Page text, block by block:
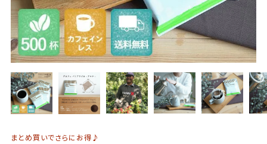
まとめ買いでさらにお得♪